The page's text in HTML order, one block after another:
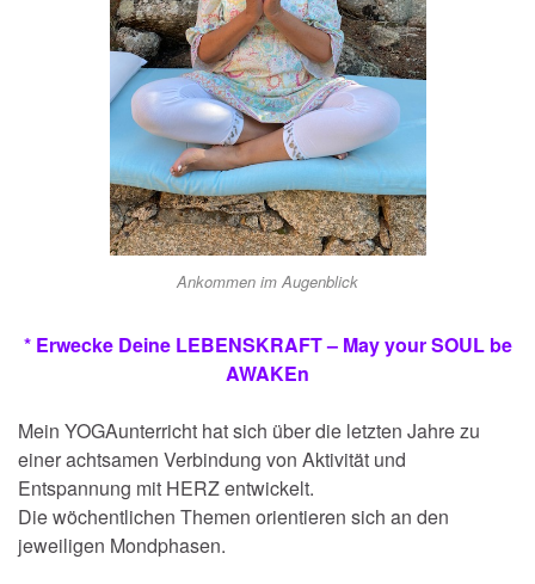
Ankommen im Augenblick
* Erwecke Deine LEBENSKRAFT – May your SOUL be
AWAKEn
Mein YOGAunterricht hat sich über die letzten Jahre zu
einer achtsamen Verbindung von Aktivität und
Entspannung mit HERZ entwickelt.
Die wöchentlichen Themen orientieren sich an den
jeweiligen Mondphasen.